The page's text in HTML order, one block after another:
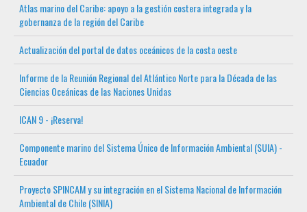
Atlas marino del Caribe: apoyo a la gestión costera integrada y la
gobernanza de la región del Caribe
Actualización del portal de datos oceánicos de la costa oeste
Informe de la Reunión Regional del Atlántico Norte para la Década de las
Ciencias Oceánicas de las Naciones Unidas
ICAN 9 - ¡Reserva!
Componente marino del Sistema Único de Información Ambiental (SUIA) -
Ecuador
Proyecto SPINCAM y su integración en el Sistema Nacional de Información
Ambiental de Chile (SINIA)